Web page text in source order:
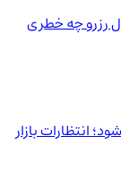
رزرو چه خطری
انتظارات بازار